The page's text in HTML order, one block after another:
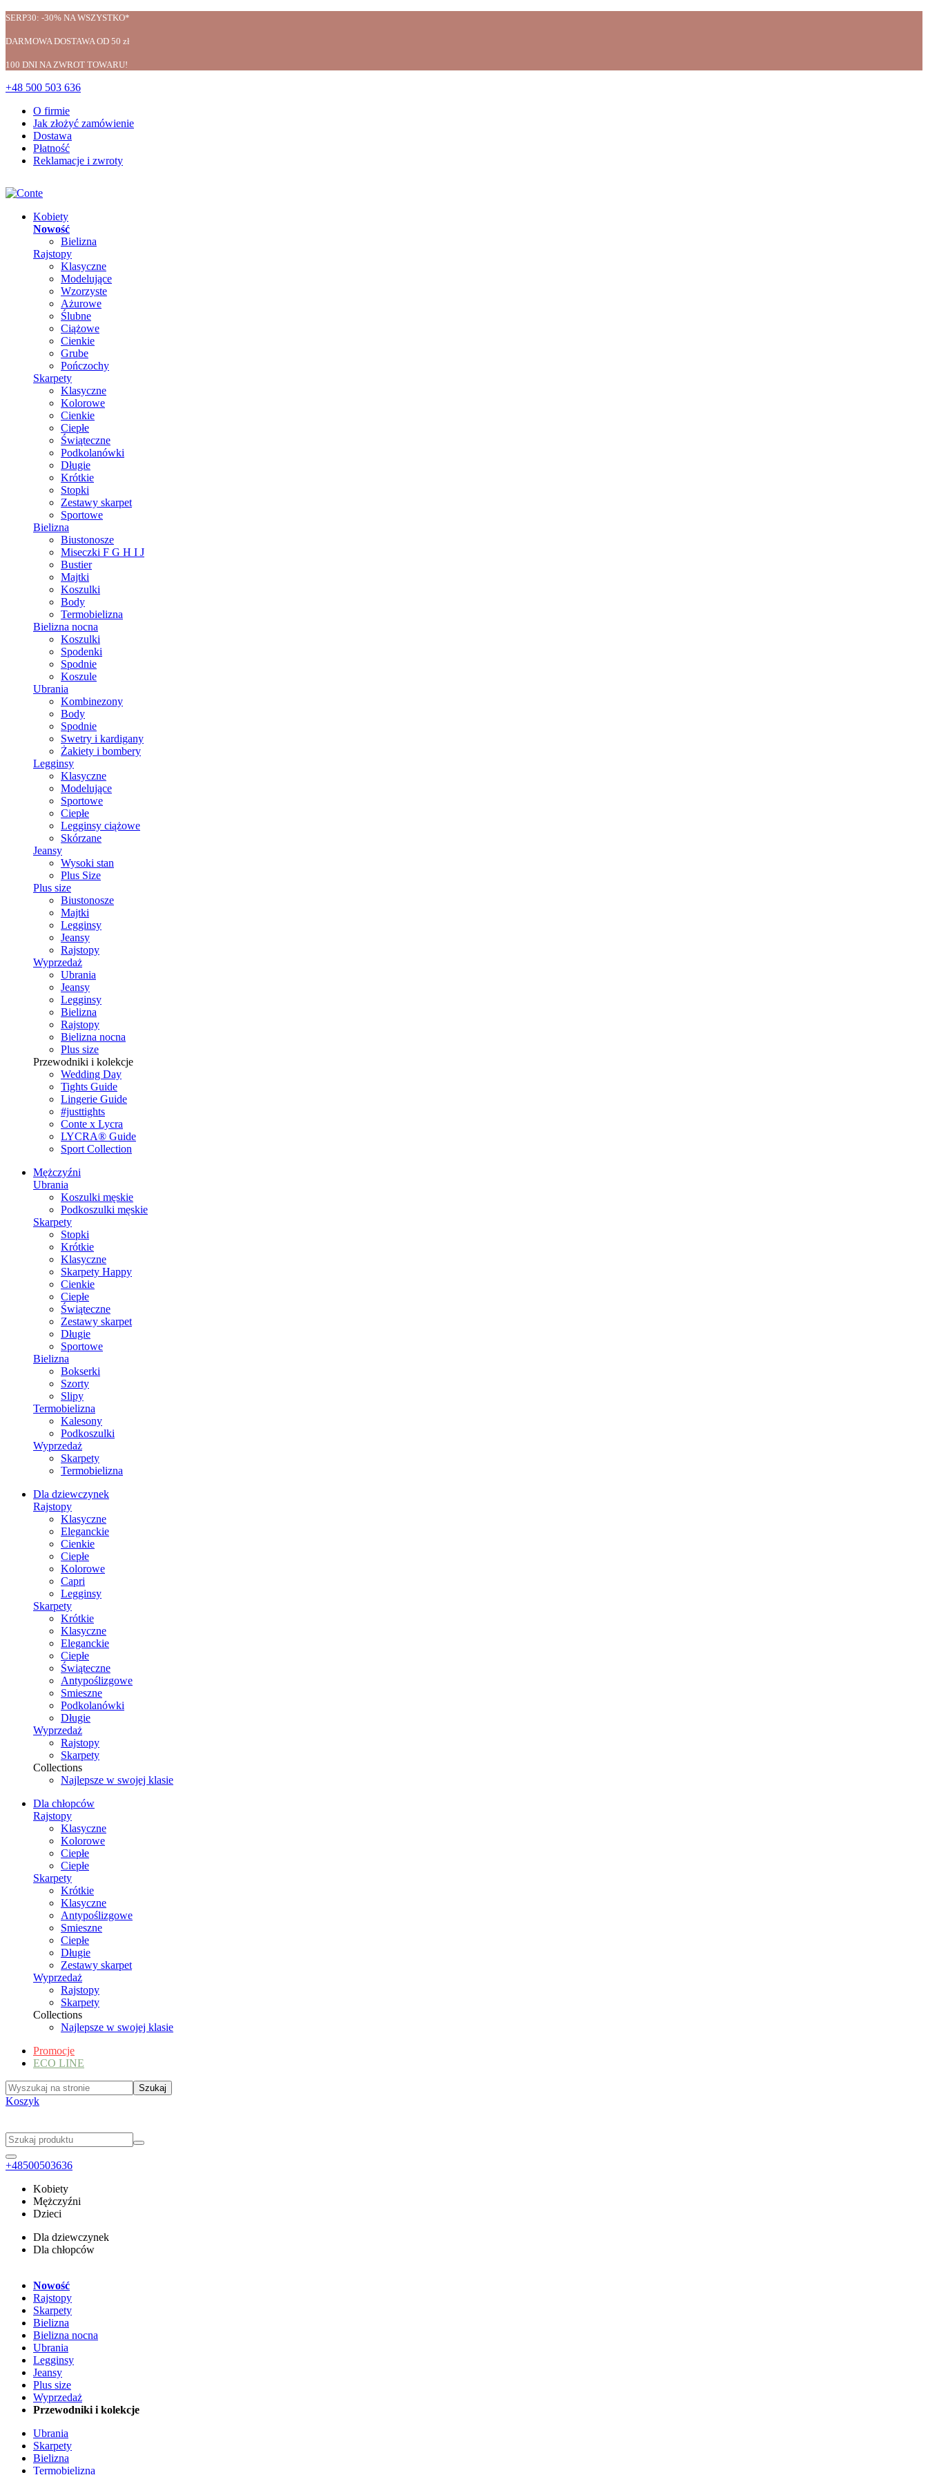
SERP30: -30% NA WSZYSTKO*
DARMOWA DOSTAWA OD 50 zł
100 DNI NA ZWROT TOWARU!
+48 500 503 636
O firmie
Jak złożyć zamówienie
Dostawa
Płatność
Reklamacje i zwroty
Kobiety
Nowość
Bielizna
Rajstopy
Klasyczne
Modelujące
Wzorzyste
Ażurowe
Ślubne
Ciążowe
Cienkie
Grube
Pończochy
Skarpety
Klasyczne
Kolorowe
Cienkie
Ciepłe
Świąteczne
Podkolanówki
Długie
Krótkie
Stopki
Zestawy skarpet
Sportowe
Bielizna
Biustonosze
Miseczki F G H I J
Bustier
Majtki
Koszulki
Body
Termobielizna
Bielizna nocna
Koszulki
Spodenki
Spodnie
Koszule
Ubrania
Kombinezony
Body
Spodnie
Swetry i kardigany
Żakiety i bombery
Legginsy
Klasyczne
Modelujące
Sportowe
Ciepłe
Legginsy ciążowe
Skórzane
Jeansy
Wysoki stan
Plus Size
Plus size
Biustonosze
Majtki
Legginsy
Jeansy
Rajstopy
Wyprzedaż
Ubrania
Jeansy
Legginsy
Bielizna
Rajstopy
Bielizna nocna
Plus size
Przewodniki i kolekcje
Wedding Day
Tights Guide
Lingerie Guide
#justtights
Conte x Lycra
LYCRA® Guide
Sport Сollection
Mężczyźni
Ubrania
Koszulki męskie
Podkoszulki męskie
Skarpety
Stopki
Krótkie
Klasyczne
Skarpety Happy
Cienkie
Ciepłe
Świąteczne
Zestawy skarpet
Długie
Sportowe
Bielizna
Bokserki
Szorty
Slipy
Termobielizna
Kalesony
Podkoszulki
Wyprzedaż
Skarpety
Termobielizna
Dla dziewczynek
Rajstopy
Klasyczne
Eleganckie
Cienkie
Ciepłe
Kolorowe
Capri
Legginsy
Skarpety
Krótkie
Klasyczne
Eleganckie
Ciepłe
Świąteczne
Antypoślizgowe
Smieszne
Podkolanówki
Długie
Wyprzedaż
Rajstopy
Skarpety
Collections
Najlepsze w swojej klasie
Dla chłopców
Rajstopy
Klasyczne
Kolorowe
Ciepłe
Ciepłe
Skarpety
Krótkie
Klasyczne
Antypoślizgowe
Smieszne
Ciepłe
Długie
Zestawy skarpet
Wyprzedaż
Rajstopy
Skarpety
Collections
Najlepsze w swojej klasie
Promocje
ECO LINE
Koszyk
+48500503636
Kobiety
Mężczyźni
Dzieci
Dla dziewczynek
Dla chłopców
Nowość
Rajstopy
Skarpety
Bielizna
Bielizna nocna
Ubrania
Legginsy
Jeansy
Plus size
Wyprzedaż
Przewodniki i kolekcje
Ubrania
Skarpety
Bielizna
Termobielizna